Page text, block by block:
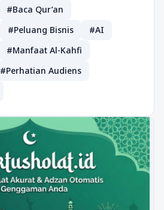
#Baca Qur’an
#Peluang Bisnis
#AI
#Manfaat Al-Kahfi
#Perhatian Audiens